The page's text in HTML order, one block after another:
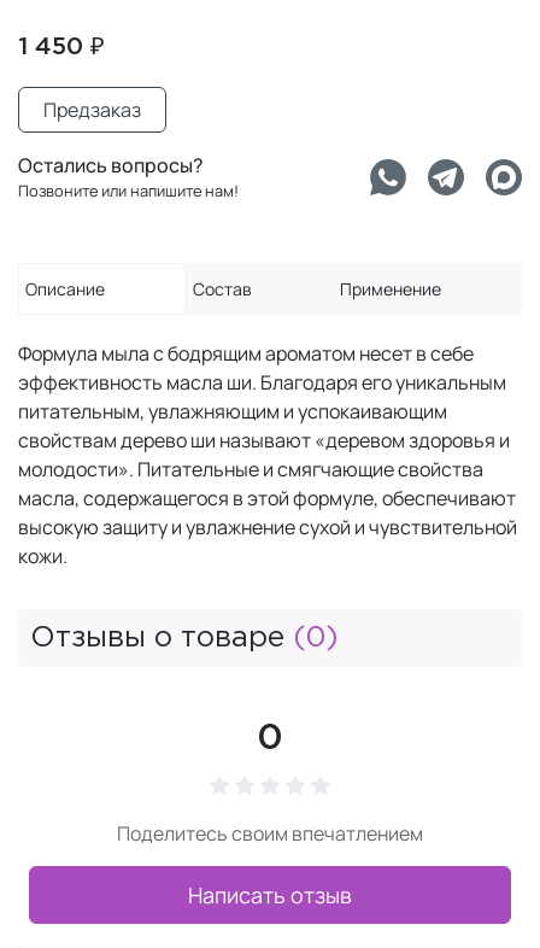
1 450 ₽
Предзаказ
Остались вопросы?
Позвоните или напишите нам!
Описание Состав Применение
Формула мыла с бодрящим ароматом несет в себе
эффективность масла ши. Благодаря его уникальным
питательным, увлажняющим и успокаивающим
свойствам дерево ши называют «деревом здоровья и
молодости». Питательные и смягчающие свойства
масла, содержащегося в этой формуле, обеспечивают
высокую защиту и увлажнение сухой и чувствительной
кожи.
Отзывы о товаре (0)
0
Поделитесь своим впечатлением
Написать отзыв